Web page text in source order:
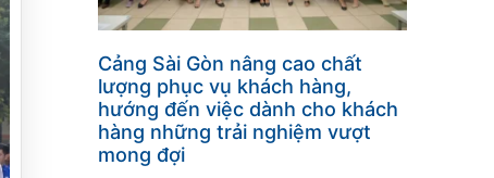
Cảng Sài Gòn nâng cao chất
lượng phục vụ khách hàng,
hướng đến việc dành cho khách
hàng những trải nghiệm vượt
mong đợi